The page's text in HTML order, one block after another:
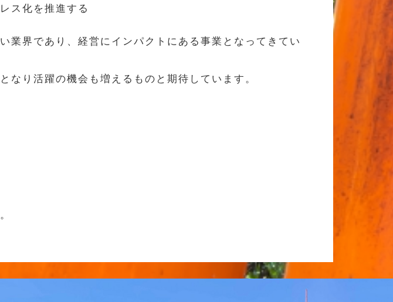
ス化を推進する
界であり、経営にインパクトにある事業となってきてい
なり活躍の機会も増えるものと期待しています。